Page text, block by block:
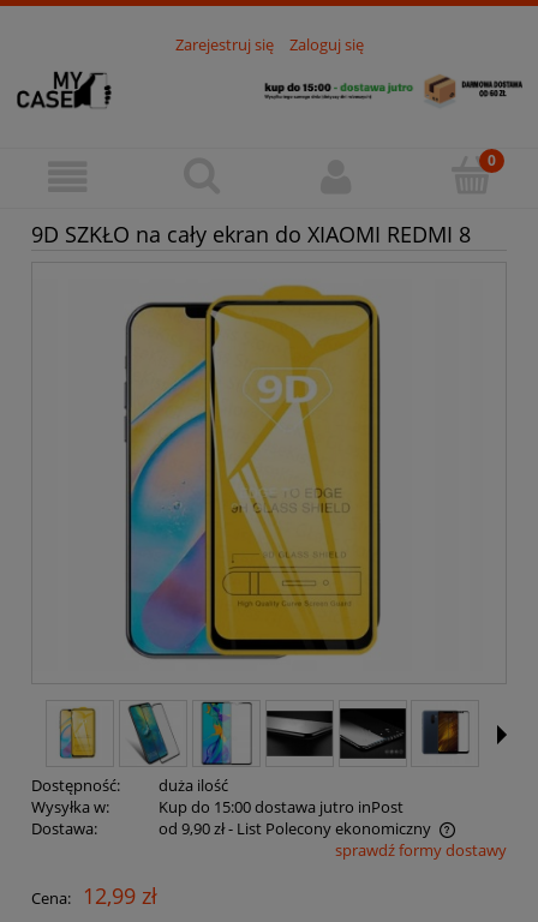
Zarejestruj się Zaloguj się
9D SZKŁO na cały ekran do XIAOMI REDMI 8
Dostępność:
duża ilość
Wysyłka w:
Kup do 15:00 dostawa jutro inPost
Dostawa:
od 9,90 zł- List Polecony ekonomiczny
Cena nie zawiera ewentualnych kosztów płatnościsprawdź formy dostawy
Cena: 12,99 zł